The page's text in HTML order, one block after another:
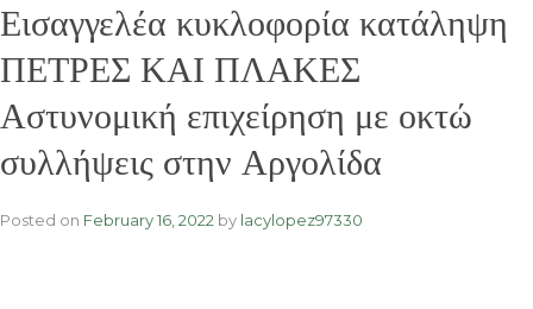
Εισαγγελέα κυκλοφορία κατάληψη
ΠΕΤΡΕΣ ΚΑΙ ΠΛΑΚΕΣ
Αστυνομική επιχείρηση με οκτώ
συλλήψεις στην Αργολίδα
Posted on February 16, 2022 by lacylopez97330